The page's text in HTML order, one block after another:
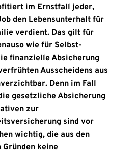
im Ernst­fall jeder,
den Lebens­unterhalt für
verdient. Das gilt für
wie für Selbst­
finanzielle Absicherung
Ausscheidens aus
Denn im Fall
gesetzliche Absicherung
zur
sind vor
wichtig, die aus den
keine